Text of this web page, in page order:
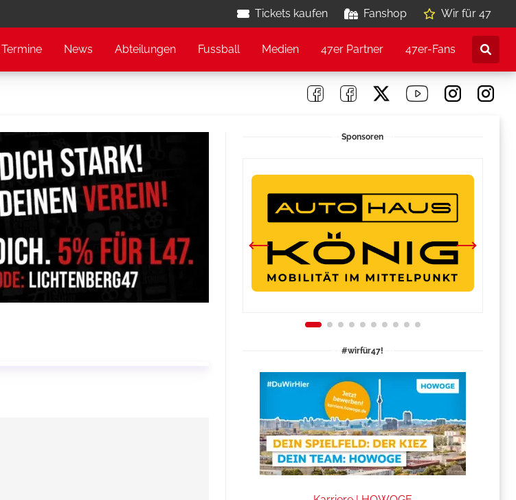
Tickets kaufen Fanshop Wir für 47
Termine News Abteilungen Fussball Medien 47er Partner 47er-Fans
Sponsoren
#wirfür47!